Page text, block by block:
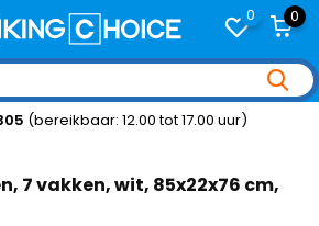
0 0
(bereikbaar: 12.00 tot 17.00 uur)
7 vakken, wit, 85x22x76 cm,